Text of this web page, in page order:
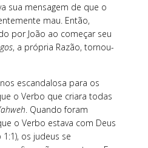
sua mensagem de que o
mau. Então,
por João ao começar seu
, a própria Razão, tornou-
escandalosa para os
o Verbo que criara todas
. Quando foram
o Verbo estava com Deus
1:1), os judeus se